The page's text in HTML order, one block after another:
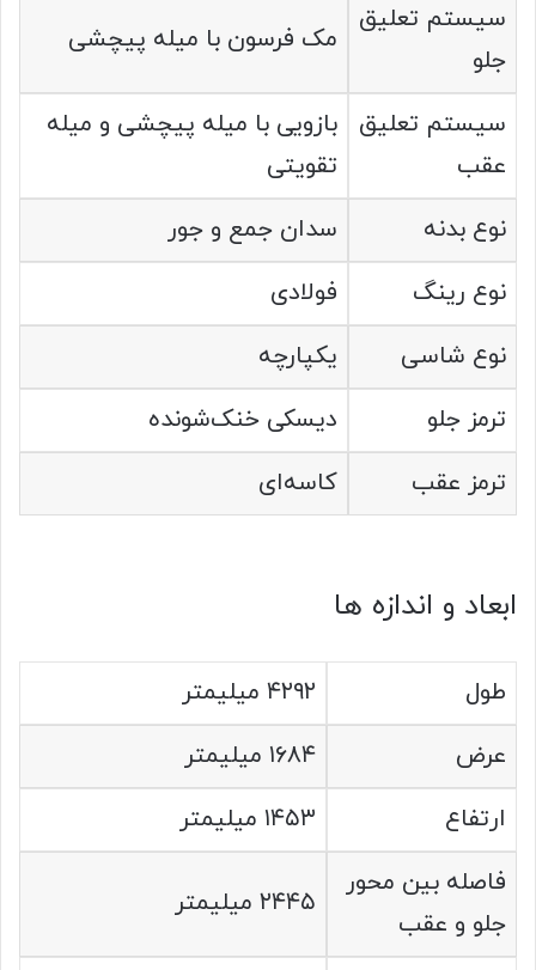
سیستم تعلیق
جلو
مک فرسون با میله پیچشی
سیستم تعلیق
عقب
بازویی با میله پیچشی و میله
تقویتی
نوع بدنه
سدان جمع و جور
نوع رینگ
فولادی
نوع شاسی
یکپارچه
ترمز جلو
دیسکی خنک‌شونده
ترمز عقب
کاسه‌ای
ابعاد و اندازه‌ ها
طول
۴۲۹۲ میلیمتر
عرض
۱۶۸۴ میلیمتر
ارتفاع
۱۴۵۳ میلیمتر
فاصله بین محور
جلو و عقب
۲۴۴۵ میلیمتر